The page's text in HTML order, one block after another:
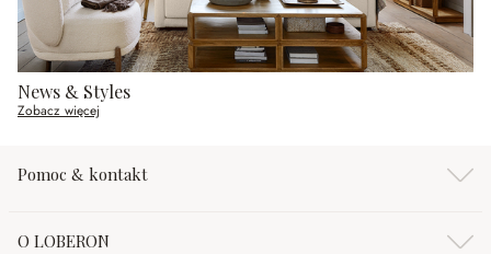
News & Styles
Zobacz więcej
Pomoc & kontakt
O LOBERON